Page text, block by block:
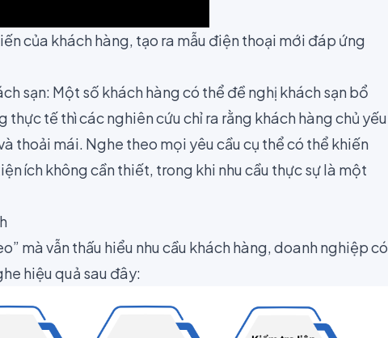
của khách hàng, tạo ra mẫu điện thoại mới đáp ứng
sạn: Một số khách hàng có thể đề nghị khách sạn bổ
thực tế thì các nghiên cứu chỉ ra rằng khách hàng chủ yếu
thoải mái. Nghe theo mọi yêu cầu cụ thể có thể khiến
ích không cần thiết, trong khi nhu cầu thực sự là một
mà vẫn thấu hiểu nhu cầu khách hàng, doanh nghiệp có
hiệu quả sau đây: